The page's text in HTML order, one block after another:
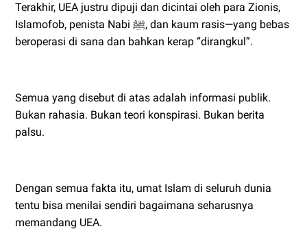
Terakhir, UEA justru dipuji dan dicintai oleh para Zionis,
Islamofob, penista Nabi ﷺ, dan kaum rasis—yang bebas
beroperasi di sana dan bahkan kerap “dirangkul”.
Semua yang disebut di atas adalah informasi publik.
Bukan rahasia. Bukan teori konspirasi. Bukan berita
palsu.
Dengan semua fakta itu, umat Islam di seluruh dunia
tentu bisa menilai sendiri bagaimana seharusnya
memandang UEA.